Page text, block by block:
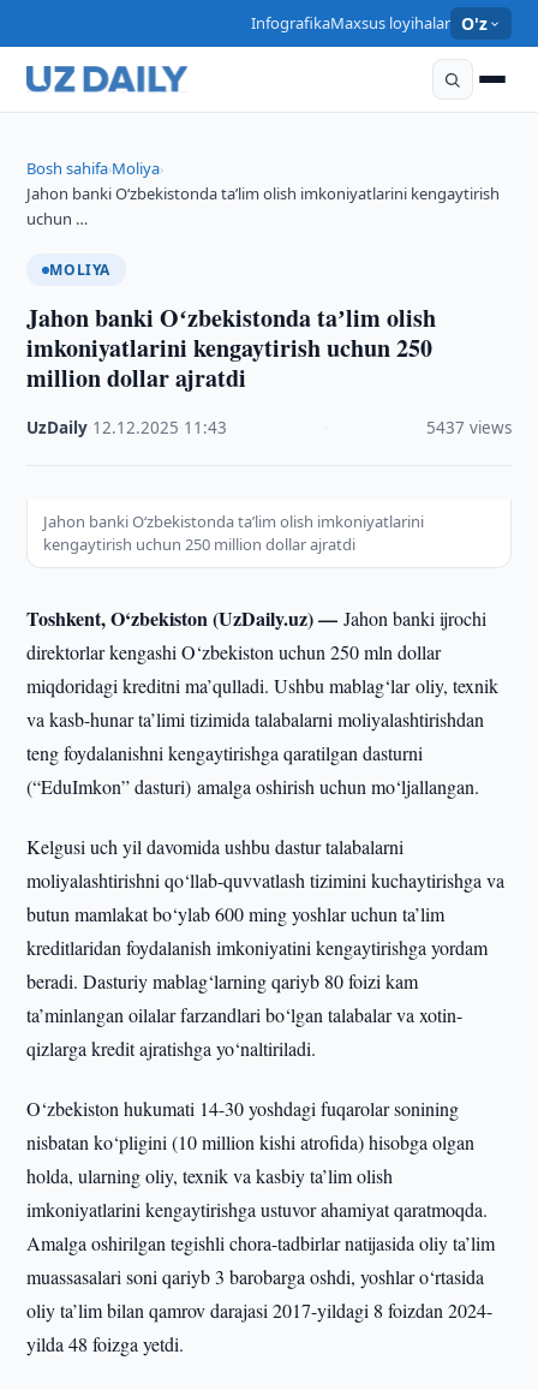
InfografikaMaxsus loyihalar O'z
Bosh sahifa›Moliya›
Jahon banki Oʻzbekistonda taʼlim olish imkoniyatlarini kengaytirish
uchun …
MOLIYA
Jahon banki Oʻzbekistonda taʼlim olish
imkoniyatlarini kengaytirish uchun 250
million dollar ajratdi
UzDaily 12.12.2025 11:43 5437 views
Jahon banki Oʻzbekistonda taʼlim olish imkoniyatlarini
kengaytirish uchun 250 million dollar ajratdi
Toshkent, O‘zbekiston (UzDaily.uz) —Jahon banki ijrochi
direktorlar kengashi O‘zbekiston uchun 250 mln dollar
miqdoridagi kreditni ma’qulladi. Ushbu mablag‘lar oliy, texnik
va kasb-hunar ta’limi tizimida talabalarni moliyalashtirishdan
teng foydalanishni kengaytirishga qaratilgan dasturni
(“EduImkon” dasturi) amalga oshirish uchun mo‘ljallangan.
Kelgusi uch yil davomida ushbu dastur talabalarni
moliyalashtirishni qo‘llab-quvvatlash tizimini kuchaytirishga va
butun mamlakat bo‘ylab 600 ming yoshlar uchun ta’lim
kreditlaridan foydalanish imkoniyatini kengaytirishga yordam
beradi. Dasturiy mablag‘larning qariyb 80 foizi kam
ta’minlangan oilalar farzandlari bo‘lgan talabalar va xotin-
qizlarga kredit ajratishga yo‘naltiriladi.
O‘zbekiston hukumati 14-30 yoshdagi fuqarolar sonining
nisbatan ko‘pligini (10 million kishi atrofida) hisobga olgan
holda, ularning oliy, texnik va kasbiy ta’lim olish
imkoniyatlarini kengaytirishga ustuvor ahamiyat qaratmoqda.
Amalga oshirilgan tegishli chora-tadbirlar natijasida oliy ta’lim
muassasalari soni qariyb 3 barobarga oshdi, yoshlar o‘rtasida
oliy ta’lim bilan qamrov darajasi 2017-yildagi 8 foizdan 2024-
yilda 48 foizga yetdi.